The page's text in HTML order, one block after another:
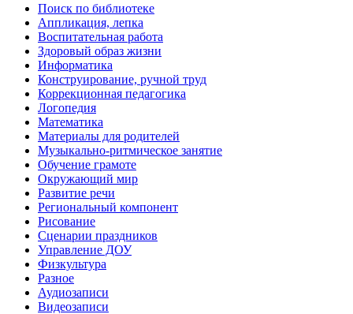
Поиск по библиотеке
Аппликация, лепка
Воспитательная работа
Здоровый образ жизни
Информатика
Конструирование, ручной труд
Коррекционная педагогика
Логопедия
Математика
Материалы для родителей
Музыкально-ритмическое занятие
Обучение грамоте
Окружающий мир
Развитие речи
Региональный компонент
Рисование
Сценарии праздников
Управление ДОУ
Физкультура
Разное
Аудиозаписи
Видеозаписи